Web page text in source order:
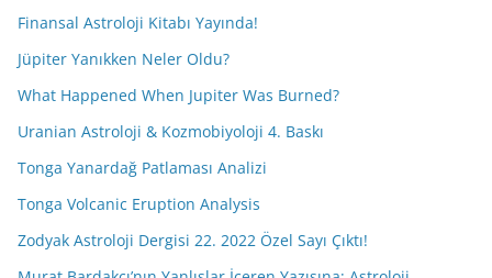
Finansal Astroloji Kitabı Yayında!
Jüpiter Yanıkken Neler Oldu?
What Happened When Jupiter Was Burned?
Uranian Astroloji & Kozmobiyoloji 4. Baskı
Tonga Yanardağ Patlaması Analizi
Tonga Volcanic Eruption Analysis
Zodyak Astroloji Dergisi 22. 2022 Özel Sayı Çıktı!